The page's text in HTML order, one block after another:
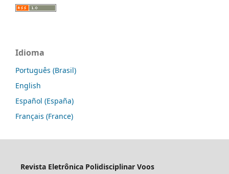
Idioma
Português (Brasil)
English
Español (España)
Français (France)
Revista Eletrônica Polidisciplinar Voos